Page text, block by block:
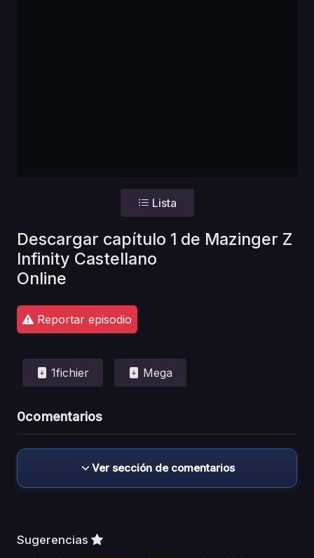
Lista
Descargar capítulo 1 de Mazinger Z
Infinity Castellano
Online
Reportar episodio
1fichier Mega
0comentarios
Ver sección de comentarios
Sugerencias